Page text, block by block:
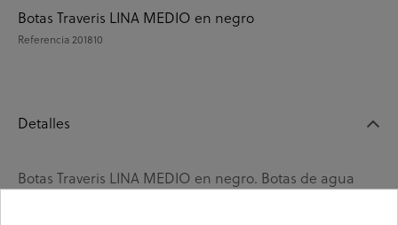
Botas Traveris LINA MEDIO en negro
Referencia201810
Detalles
Botas Traveris LINA MEDIO en negro. Botas de agua